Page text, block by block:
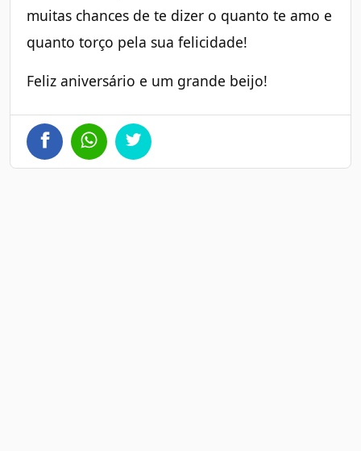
muitas chances de te dizer o quanto te amo e
quanto torço pela sua felicidade!
Feliz aniversário e um grande beijo!